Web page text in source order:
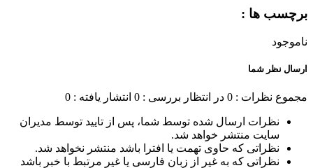
برچسب ها :
ناموجود
ارسال نظر شما
مجموع نظرات : 0 در انتظار بررسی : 0 انتشار یافته : 0
نظرات ارسال شده توسط شما، پس از تایید توسط مدیران
سایت منتشر خواهد شد.
نظراتی که حاوی تهمت یا افترا باشد منتشر نخواهد شد.
نظراتی که به غیر از زبان فارسی یا غیر مرتبط با خبر باشد